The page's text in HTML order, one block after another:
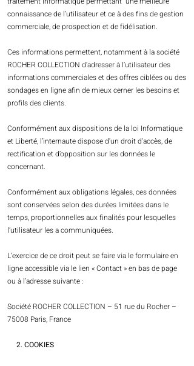
connaissance de l’utilisateur et ce à des fins de gestion
commerciale, de prospection et de fidélisation.
Ces informations permettent, notamment à la société
ROCHER COLLECTION d’adresser à l’utilisateur des
informations commerciales et des offres ciblées ou des
sondages en ligne afin de mieux cerner les besoins et
profils des clients.
Conformément aux dispositions de la loi Informatique
et Liberté, l’internaute dispose d'un droit d'accès, de
rectification et d’opposition sur les données le
concernant.
Conformément aux obligations légales, ces données
sont conservées selon des durées limitées dans le
temps, proportionnelles aux finalités pour lesquelles
l’utilisateur les a communiquées.
L’exercice de ce droit peut se faire via le formulaire en
ligne accessible via le lien « Contact » en bas de page
ou à l’adresse suivante :
Société ROCHER COLLECTION – 51 rue du Rocher –
75008 Paris, France
2. COOKIES